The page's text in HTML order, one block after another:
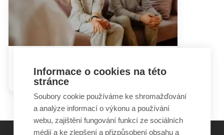
kampaně chodicilide.cz
Informace o cookies na této
stránce
Soubory cookie používáme ke shromažďování
a analýze informací o výkonu a používání
webu, zajištění fungování funkcí ze sociálních
médií a ke zlepšení a přizpůsobení obsahu a